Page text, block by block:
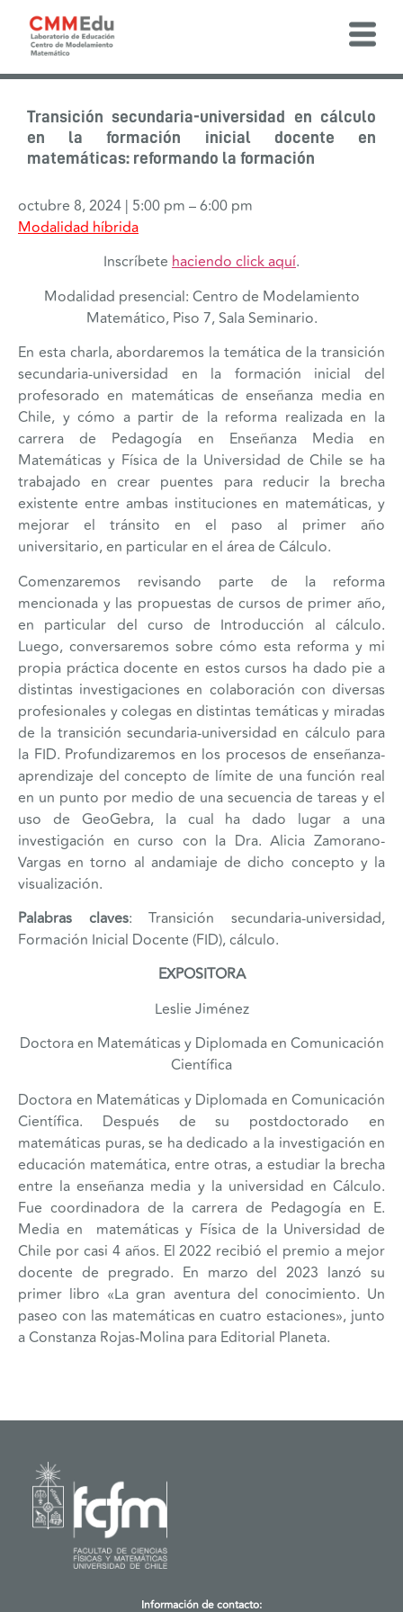
Transición secundaria-universidad en cálculo
en la formación inicial docente en
matemáticas: reformando la formación
octubre 8, 2024 | 5:00 pm –6:00 pm
Modalidad híbrida
Inscríbete haciendo click aquí.
Modalidad presencial: Centro de Modelamiento
Matemático, Piso 7, Sala Seminario.
En esta charla, abordaremos la temática de la transición
secundaria-universidad en la formación inicial del
profesorado en matemáticas de enseñanza media en
Chile, y cómo a partir de la reforma realizada en la
carrera de Pedagogía en Enseñanza Media en
Matemáticas y Física de la Universidad de Chile se ha
trabajado en crear puentes para reducir la brecha
existente entre ambas instituciones en matemáticas, y
mejorar el tránsito en el paso al primer año
universitario, en particular en el área de Cálculo.
Comenzaremos revisando parte de la reforma
mencionada y las propuestas de cursos de primer año,
en particular del curso de Introducción al cálculo.
Luego, conversaremos sobre cómo esta reforma y mi
propia práctica docente en estos cursos ha dado pie a
distintas investigaciones en colaboración con diversas
profesionales y colegas en distintas temáticas y miradas
de la transición secundaria-universidad en cálculo para
la FID. Profundizaremos en los procesos de enseñanza-
aprendizaje del concepto de límite de una función real
en un punto por medio de una secuencia de tareas y el
uso de GeoGebra, la cual ha dado lugar a una
investigación en curso con la Dra. Alicia Zamorano-
Vargas en torno al andamiaje de dicho concepto y la
visualización.
Palabras claves: Transición secundaria-universidad,
Formación Inicial Docente (FID), cálculo.
EXPOSITORA
Leslie Jiménez
Doctora en Matemáticas y Diplomada en Comunicación
Científica
Doctora en Matemáticas y Diplomada en Comunicación
Científica. Después de su postdoctorado en
matemáticas puras, se ha dedicado a la investigación en
educación matemática, entre otras, a estudiar la brecha
entre la enseñanza media y la universidad en Cálculo.
Fue coordinadora de la carrera de Pedagogía en E.
Media en matemáticas y Física de la Universidad de
Chile por casi 4 años. El 2022 recibió el premio a mejor
docente de pregrado. En marzo del 2023 lanzó su
primer libro «La gran aventura del conocimiento. Un
paseo con las matemáticas en cuatro estaciones», junto
a Constanza Rojas-Molina para Editorial Planeta.
Información de contacto: